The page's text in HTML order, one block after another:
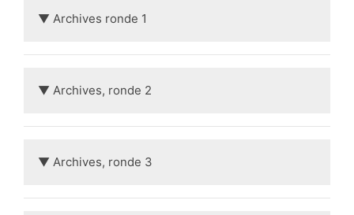
▼ Archives ronde 1
▼ Archives, ronde 2
▼ Archives, ronde 3